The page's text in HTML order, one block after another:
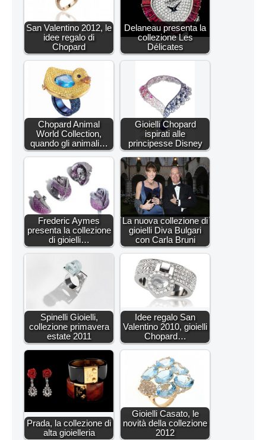
San Valentino 2012, le
idee regalo di
Chopard
Delaneau presenta la
collezione Les
Délicates
Chopard Animal
World Collection,
quando gli animali…
Gioielli Chopard
ispirati alle
principesse Disney
Frederic Aymes
presenta la collezione
di gioielli…
La nuova collezione di
gioielli Diva Bulgari
con Carla Bruni
Spinelli Gioielli,
collezione primavera
estate 2011
Idee regalo San
Valentino 2010, gioielli
Chopard…
Prada, la collezione di
alta gioielleria
Gioielli Casato, le
novità della collezione
2012